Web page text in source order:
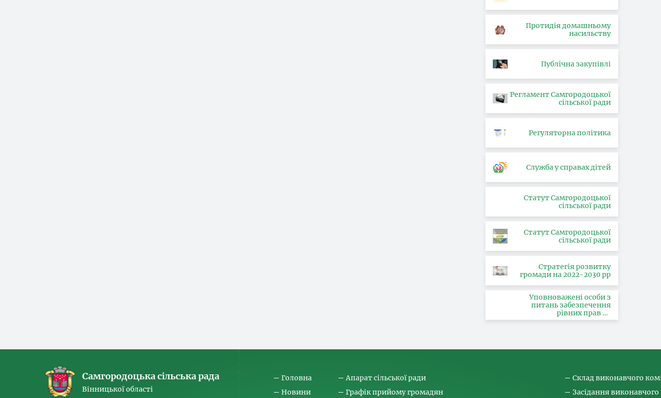
Протидія домашньому
насильству
Публічна закупівлі
Регламент Самгородоцької
сільської ради
Регуляторна політика
Служба у справах дітей
Статут Самгородоцької
сільської ради
Статут Самгородоцької
сільської ради
Стратегія розвитку
громади на 2022-2030 рр
Уповноважені особи з
питань забезпечення
рівних прав та
можливостей жінок і
здійснення заходів,
людьми та координатора
Самгородоцька сільська рада
Вінницької області
Головна
Новини
Апарат сільської ради
Графік прийому громадян
Склад виконавчого
Засідання